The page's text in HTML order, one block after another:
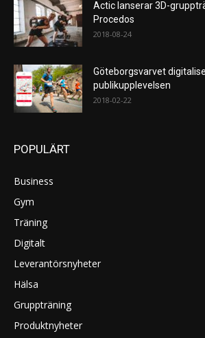
Actic lanserar 3D-
Procedos
2018-08-24
Göteborgsvarvet
publikupplevelsen
2018-02-22
POPULÄRT
Business
Gym
Träning
Digitalt
Leverantörsnyheter
Hälsa
Gruppträning
Produktnyheter